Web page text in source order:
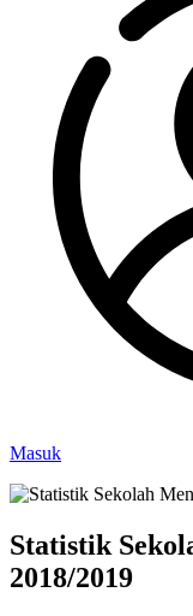
Masuk
Statistik
2018/2019